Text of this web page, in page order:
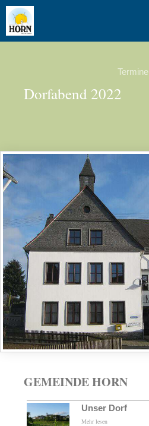
Termine
Dorfabend 2022
GEMEINDE HORN
Unser Dorf
Mehr lesen